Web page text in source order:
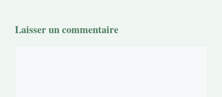
Laisser un commentaire